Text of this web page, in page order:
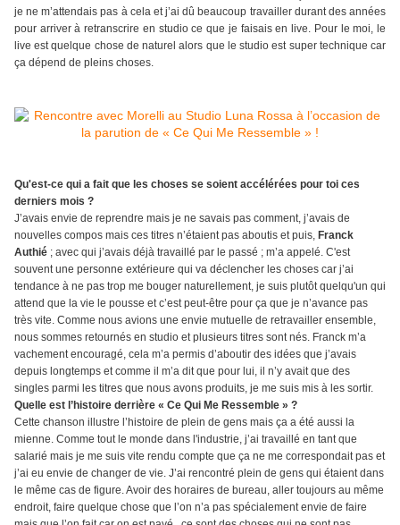
je ne m’attendais pas à cela et j’ai dû beaucoup travailler durant des années
pour arriver à retranscrire en studio ce que je faisais en live. Pour le moi, le
live est quelque chose de naturel alors que le studio est super technique car
ça dépend de pleins choses.
Qu'est-ce qui a fait que les choses se soient accélérées pour toi ces
derniers mois ?
J’avais envie de reprendre mais je ne savais pas comment, j’avais de
nouvelles compos mais ces titres n’étaient pas aboutis et puis, Franck
Authié ; avec qui j’avais déjà travaillé par le passé ; m’a appelé. C'est
souvent une personne extérieure qui va déclencher les choses car j’ai
tendance à ne pas trop me bouger naturellement, je suis plutôt quelqu'un qui
attend que la vie le pousse et c’est peut-être pour ça que je n’avance pas
très vite. Comme nous avions une envie mutuelle de retravailler ensemble,
nous sommes retournés en studio et plusieurs titres sont nés. Franck m’a
vachement encouragé, cela m’a permis d’aboutir des idées que j’avais
depuis longtemps et comme il m’a dit que pour lui, il n’y avait que des
singles parmi les titres que nous avons produits, je me suis mis à les sortir.
Quelle est l’histoire derrière « Ce Qui Me Ressemble » ?
Cette chanson illustre l’histoire de plein de gens mais ça a été aussi la
mienne. Comme tout le monde dans l'industrie, j’ai travaillé en tant que
salarié mais je me suis vite rendu compte que ça ne me correspondait pas et
j’ai eu envie de changer de vie. J’ai rencontré plein de gens qui étaient dans
le même cas de figure. Avoir des horaires de bureau, aller toujours au même
endroit, faire quelque chose que l’on n’a pas spécialement envie de faire